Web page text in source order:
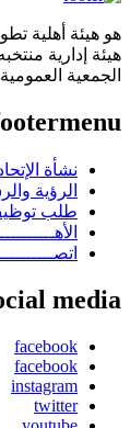
هو هيئة أهلية
هيئة إدارية
الجمعية
نشأة
الرؤية
طلب
media
facebook
facebook
instagram
twitter